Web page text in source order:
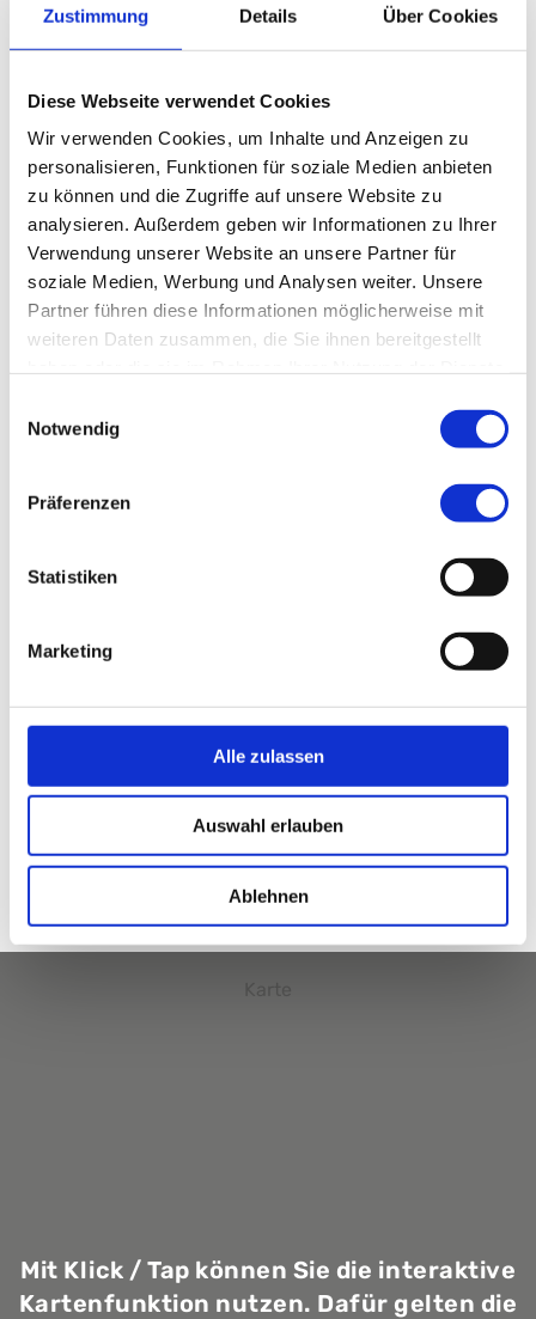
Zustimmung Details Über Cookies
Diese Webseite verwendet Cookies
Wir verwenden Cookies, um Inhalte und Anzeigen zu
personalisieren, Funktionen für soziale Medien anbieten
zu können und die Zugriffe auf unsere Website zu
analysieren. Außerdem geben wir Informationen zu Ihrer
Verwendung unserer Website an unsere Partner für
soziale Medien, Werbung und Analysen weiter. Unsere
Partner führen diese Informationen möglicherweise mit
weiteren Daten zusammen, die Sie ihnen bereitgestellt
Notwendig
Präferenzen
Statistiken
Marketing
Alle zulassen
Auswahl erlauben
Ablehnen
So erreichen Sie uns
Klinikum Nürnberg Campus Nord
Prof.-Ernst-Nathan-Straße 1
90419 Nürnberg
Erreichbarkeit Sekretariat: Montag - Freitag: 8.00 -
13.00 Uhr
Tel.+49 (0) 911 398-2015
90471 Nürnberg
Tel.+49 (0) 911 398-5080
Fax +49 (0) 911 398-5081
E-Mail:SPN.Sozialarbeit@klinikum-nuernberg.de
Karte
Mit Klick / Tap können Sie die interaktive
Kartenfunktion nutzen. Dafür gelten die